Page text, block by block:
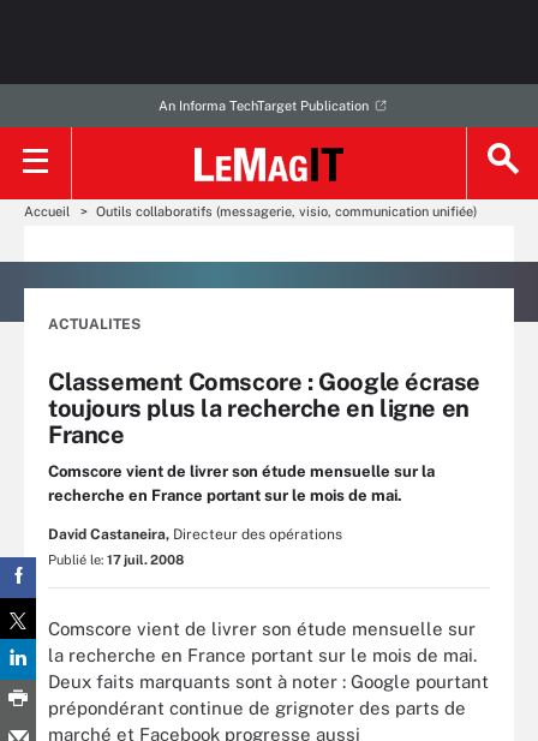
An Informa TechTarget Publication
Accueil Outils collaboratifs (messagerie, visio, communication unifiée)
ACTUALITES
Classement Comscore : Google écrase
toujours plus la recherche en ligne en
France
Comscore vient de livrer son étude mensuelle sur la
recherche en France portant sur le mois de mai.
David Castaneira, Directeur des opérations
Publié le: 17 juil. 2008
Comscore vient de livrer son étude mensuelle sur
la recherche en France portant sur le mois de mai.
Deux faits marquants sont à noter : Google pourtant
prépondérant continue de grignoter des parts de
marché et Facebook progresse aussi